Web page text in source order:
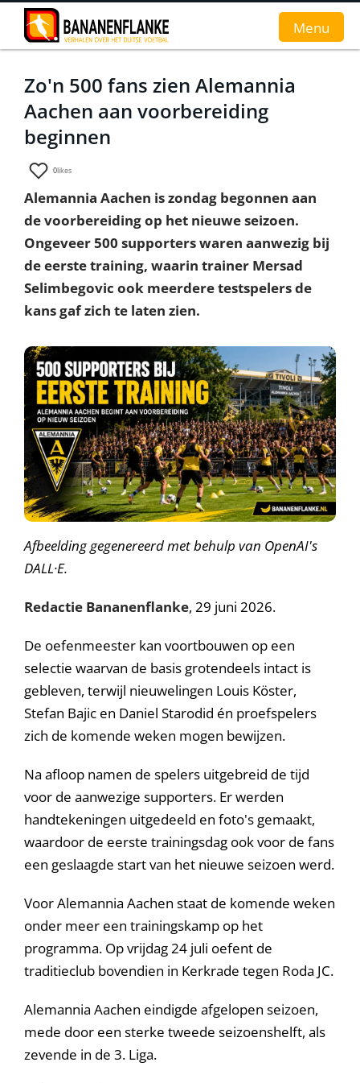
Home
Nieuws
Interviews
Groundhopverhalen
De fans
Achtergrond
Menu
Zo'n 500 fans zien Alemannia
Aachen aan voorbereiding
beginnen
0likes
Alemannia Aachen is zondag begonnen aan
de voorbereiding op het nieuwe seizoen.
Ongeveer 500 supporters waren aanwezig bij
de eerste training, waarin trainer Mersad
Selimbegovic ook meerdere testspelers de
kans gaf zich te laten zien.
Afbeelding gegenereerd met behulp van OpenAI's
DALL·E.
Redactie Bananenflanke, 29 juni 2026.
De oefenmeester kan voortbouwen op een
selectie waarvan de basis grotendeels intact is
gebleven, terwijl nieuwelingen Louis Köster,
Stefan Bajic en Daniel Starodid én proefspelers
zich de komende weken mogen bewijzen.
Na afloop namen de spelers uitgebreid de tijd
voor de aanwezige supporters. Er werden
handtekeningen uitgedeeld en foto's gemaakt,
waardoor de eerste trainingsdag ook voor de fans
een geslaagde start van het nieuwe seizoen werd.
Voor Alemannia Aachen staat de komende weken
onder meer een trainingskamp op het
programma. Op vrijdag 24 juli oefent de
traditieclub bovendien in Kerkrade tegen Roda JC.
Alemannia Aachen eindigde afgelopen seizoen,
mede door een sterke tweede seizoenshelft, als
zevende in de 3. Liga.